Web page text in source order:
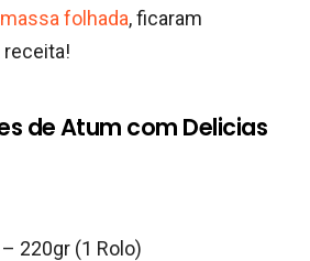
massa folhada, ficaram
receita!
de Atum com Delicias
220gr (1 Rolo)